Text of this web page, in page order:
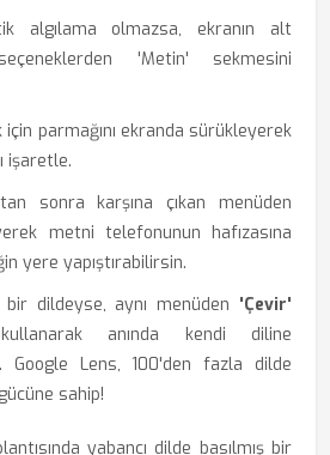
algılama olmazsa, ekranın alt
'Metin' sekmesini
parmağını ekranda sürükleyerek
işaretle.
sonra karşına çıkan menüden
metni telefonunun hafızasına
yere yapıştırabilirsin.
bir dildeyse, aynı menüden 'Çevir'
anında kendi diline
Google Lens, 100'den fazla dilde
sahip!
yabancı dilde basılmış bir